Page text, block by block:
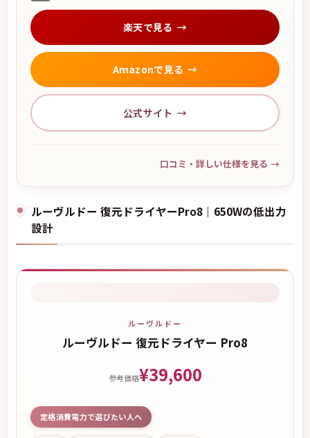
楽天で見る
Amazonで見る
公式サイト
口コミ・詳しい仕様を見る →
ルーヴルドー 復元ドライヤーPro8｜650Wの低出力
設計
ルーヴルドー
ルーヴルドー 復元ドライヤー Pro8
参考価格¥39,600
定格消費電力で選びたい人へ